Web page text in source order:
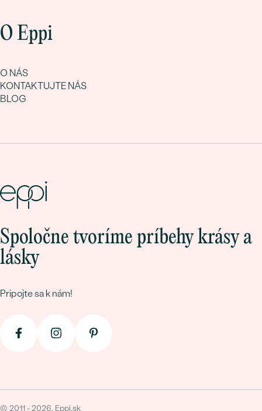
O Eppi
O NÁS
KONTAKTUJTE NÁS
BLOG
Spoločne tvoríme príbehy krásy a
lásky
Pripojte sa k nám!
© 2011 - 2026, Eppi.sk